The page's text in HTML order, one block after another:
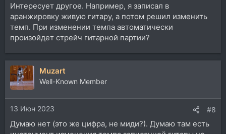
Интересует другое. Например, я записал в
аранжировку живую гитару, а потом решил изменить
темп. При изменении темпа автоматически
произойдет стрейч гитарной партии?
Muzart
Well-Known Member
13 Июн 2023 #8
Думаю нет (это же цифра, не миди?). Думаю там есть